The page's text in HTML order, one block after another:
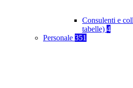
Consulenti e
tabelle) 4
Personale 351